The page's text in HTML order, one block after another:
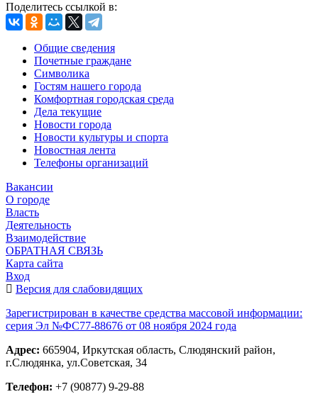
Поделитесь ссылкой в:
Общие сведения
Почетные граждане
Символика
Гостям нашего города
Комфортная городская среда
Дела текущие
Новости города
Новости культуры и спорта
Новостная лента
Телефоны организаций
Вакансии
О городе
Власть
Деятельность
Взаимодействие
ОБРАТНАЯ СВЯЗЬ
Карта сайта
Вход
Версия для слабовидящих
Зарегистрирован в качестве средства массовой информации:
серия Эл №ФС77-88676 от 08 ноября 2024 года
Адрес: 665904, Иркутская область, Слюдянский район,
г.Слюдянка, ул.Советская, 34
Телефон: +7 (90877) 9-29-88